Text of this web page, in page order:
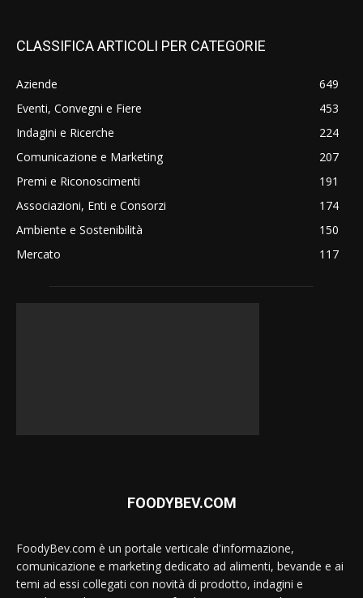
CLASSIFICA ARTICOLI PER CATEGORIE
Aziende
649
Eventi, Convegni e Fiere
453
Indagini e Ricerche
224
Comunicazione e Marketing
207
Premi e Riconoscimenti
191
Associazioni, Enti e Consorzi
174
Ambiente e Sostenibilità
150
Mercato
117
FOODYBEV.COM
FoodyBev.com è un portale verticale d'informazione,
comunicazione e marketing dedicato ad alimenti, bevande e ai
temi ad essi collegati con novità di prodotto, indagini e